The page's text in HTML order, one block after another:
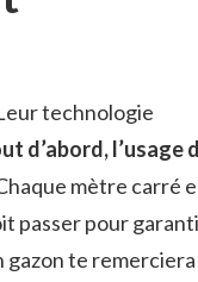
technologie
d’abord, l’usage
mètre carré
passer pour
gazon te remerciera